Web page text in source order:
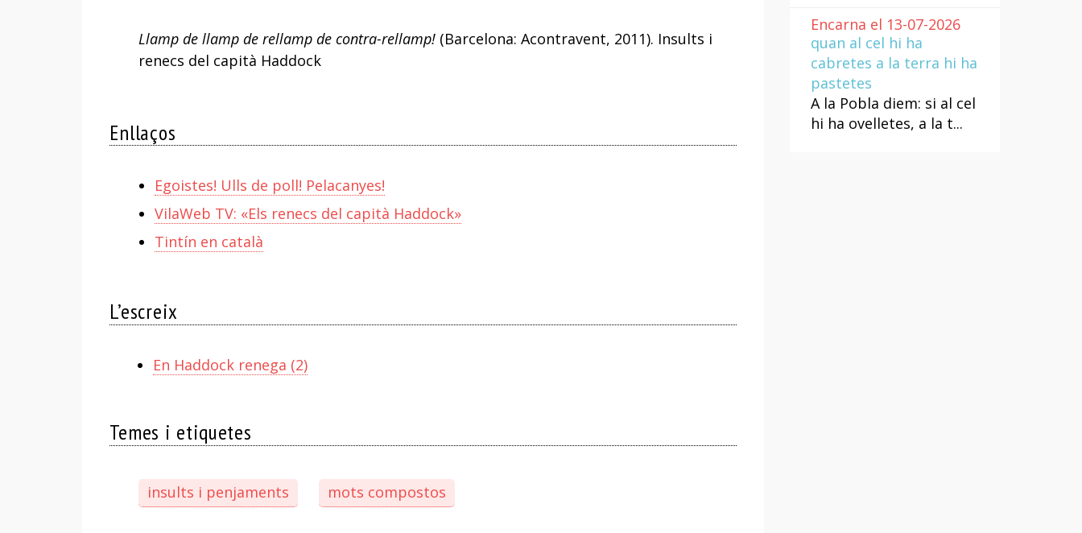
Llamp de llamp de rellamp de contra-rellamp!(Barcelona: Acontravent, 2011). Insults i
renecs del capità Haddock
Enllaços
Egoistes! Ulls de poll! Pelacanyes!
VilaWeb TV: «Els renecs del capità Haddock»
Tintín en català
L’escreix
En Haddock renega (2)
Temes i etiquetes
insults i penjaments mots compostos
Encarna el 13-07-2026
quan al cel hi ha
cabretes a la terra hi ha
pastetes
A la Pobla diem: si al cel
hi ha ovelletes, a la t...